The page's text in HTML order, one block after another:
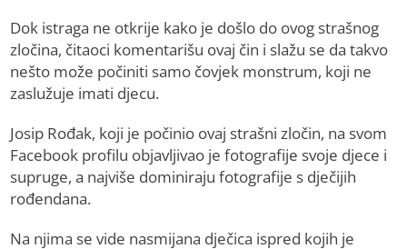
Dok istraga ne otkrije kako je došlo do ovog strašnog
zločina, čitaoci komentarišu ovaj čin i slažu se da takvo
nešto može počiniti samo čovjek monstrum, koji ne
zaslužuje imati djecu.
Josip Rođak, koji je počinio ovaj strašni zločin, na svom
Facebook profilu objavljivao je fotografije svoje djece i
supruge, a najviše dominiraju fotografije s dječijih
rođendana.
Na njima se vide nasmijana dječica ispred kojih je